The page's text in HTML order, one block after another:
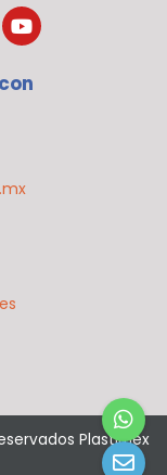
Y
o
u
t
u
Plastimex